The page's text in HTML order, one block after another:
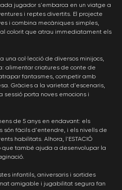
jugador s'embarca en un viatge a
i reptes divertits. El projecte
i combina mecàniques simples,
colorit que atrau immediatament els
una col·lecció de diversos minijocs,
alimentar criatures de conte de
fantasmes, competir amb
Gràcies a la varietat d'escenaris,
sessió porta noves emocions i
de 5 anys en endavant: els
són fàcils d'entendre, i els nivells de
habilitats. Alhora, l'ESTACIÓ
que també ajuda a desenvolupar la
infantils, aniversaris i sortides
amigable i jugabilitat segura fan